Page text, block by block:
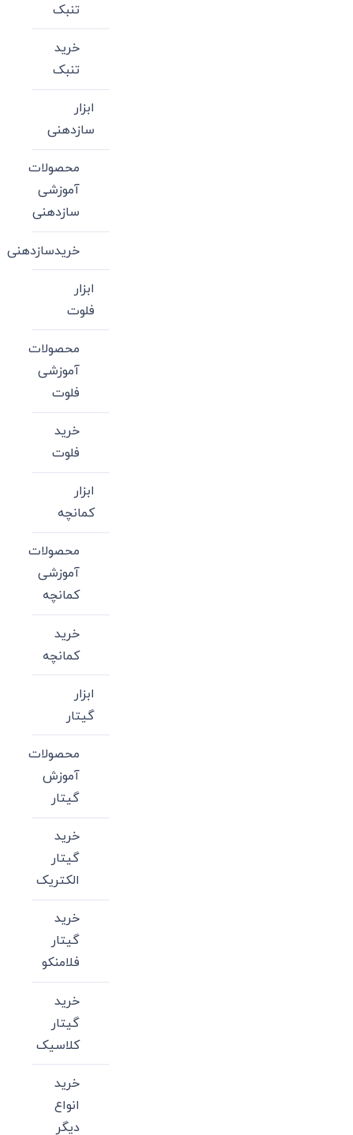
تنبک
خرید
تنبک
ابزار
سازدهنی
محصولات
آموزشی
سازدهنی
خریدسازدهنی
ابزار
فلوت
محصولات
آموزشی
فلوت
خرید
فلوت
ابزار
کمانچه
محصولات
آموزشی
کمانچه
خرید
کمانچه
ابزار
گیتار
محصولات
آموزش
گیتار
خرید
گیتار
الکتریک
خرید
گیتار
فلامنکو
خرید
گیتار
کلاسیک
خرید
انواع
دیگر